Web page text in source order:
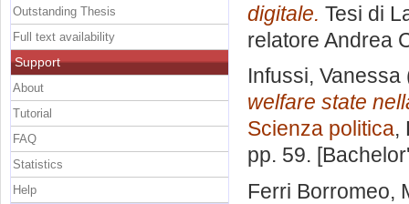
digitale. Tesi di
relatore Andrea
Infussi, Vanessa
welfare state
Scienza politica,
pp. 59.
Ferri Borromeo,
Outstanding Thesis
Full text availability
Support
About
Tutorial
FAQ
Statistics
Help